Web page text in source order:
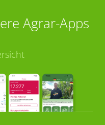
Agrar-Apps